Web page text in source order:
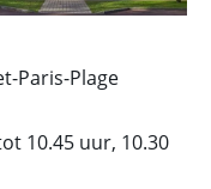
Paris-Plage
10.45 uur, 10.30